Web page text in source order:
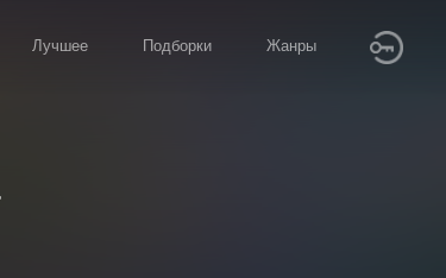
Лучшее Подборки Жанры